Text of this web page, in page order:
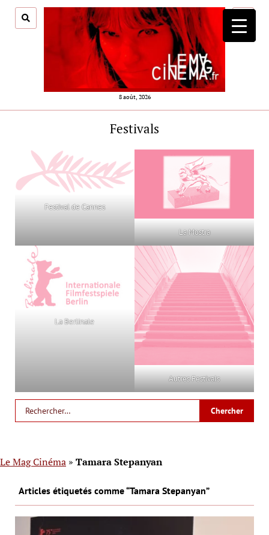
8 août, 2026
menu
Festivals
Festival de Cannes
La Mostra
La Berlinale
Autres Festivals
Le Mag Cinéma » Tamara Stepanyan
Articles étiquetés comme “Tamara Stepanyan”